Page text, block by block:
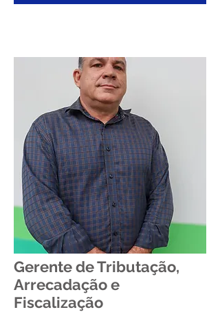
Gerente de Tributação,
Arrecadação e
Fiscalização